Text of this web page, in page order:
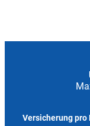
Versicherung pro